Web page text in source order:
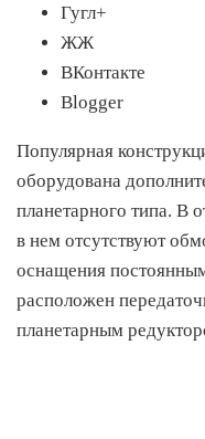
Гугл+
ЖЖ
ВКонтакте
Blogger
Популярная
оборудована
планетарного типа. В
в нем отсутствуют
оснащения
расположен
планетарным